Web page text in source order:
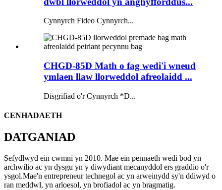
Cynnyrch Fideo Cynnyrch...
CHGD-85D Math o fag wedi'i wneud
ymlaen llaw llorweddol afreolaidd ...
Disgrifiad o'r Cynnyrch *D...
CENHADAETH
DATGANIAD
Sefydlwyd ein cwmni yn 2010. Mae ein pennaeth wedi bod yn
archwilio ac yn dysgu yn y diwydiant mecanyddol ers graddio o'r
ysgol.Mae'n entrepreneur technegol ac yn arweinydd sy'n ddiwyd o
ran meddwl, yn arloesol, yn brofiadol ac yn bragmatig.